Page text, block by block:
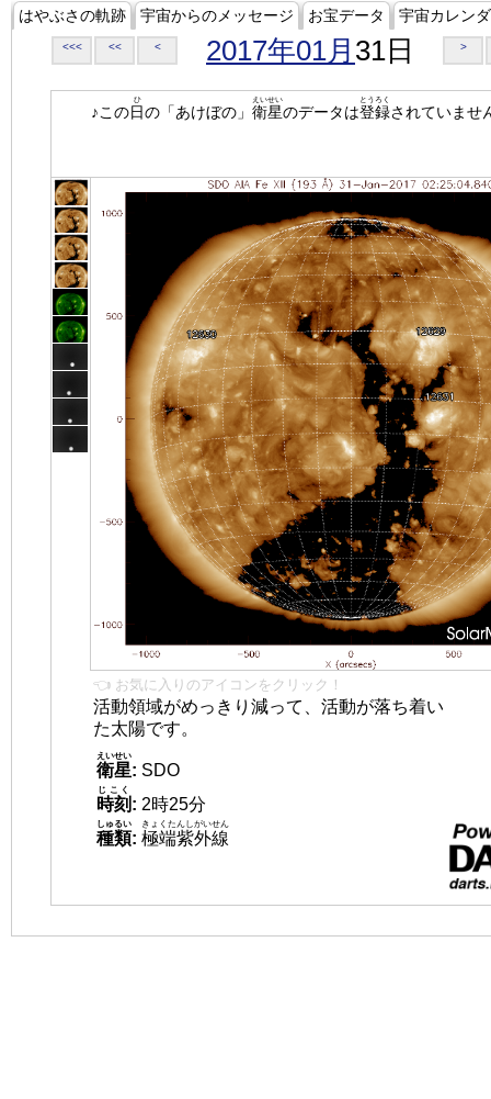
はやぶさの軌跡 宇宙からのメッセージ お宝データ 宇宙カレン
<<< << < 2017年01月 31日 >
♪この日
ひ
の「あけぼの」 衛星
えいせい
のデータは登録
とうろく
されていませ
👈 お気に入りのアイコンをクリック！
活動領域がめっきり減って、活動が落ち着い
た太陽です。
衛星
えいせい
: SDO
時刻
じこく
: 2時25分
種類
しゅるい
: 極端紫外線
きょくたんしがいせん